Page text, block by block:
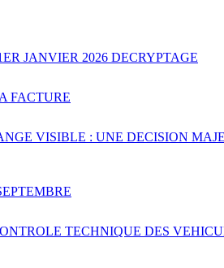
JANVIER 2026 DECRYPTAGE
FACTURE
VISIBLE : UNE DECISION
TECHNIQUE DES